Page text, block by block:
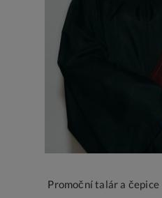
Promoční talár a